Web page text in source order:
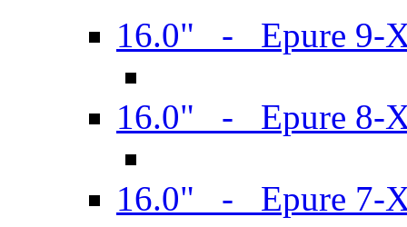
16.0" - Epure 9-
16.0" - Epure 8-
16.0" - Epure 7-